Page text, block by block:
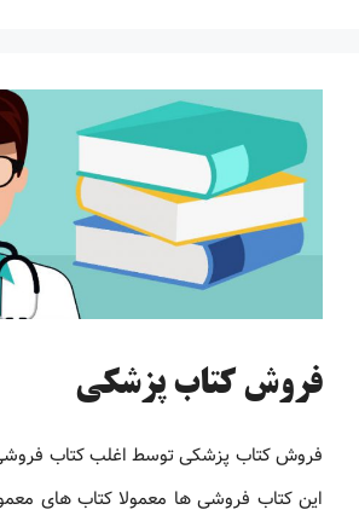
فروش کتاب پزشکی
فروش کتاب پزشکی توسط اغلب کتاب
این کتاب فروشی ها معمولا کتاب های